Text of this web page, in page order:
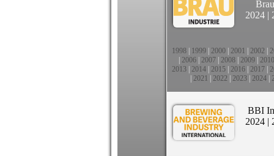
2024 |
1998 1999 2000 2001 2002
2006 2007 2008 2009 2010
2013 2014 2015 2016 2017
2021 2022 2023| 2024|
BBI
2024 |